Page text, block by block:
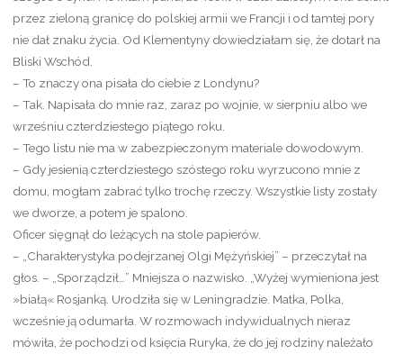
przez zieloną granicę do polskiej armii we Francji i od tamtej pory
nie dał znaku życia. Od Klementyny dowiedziałam się, że dotarł na
Bliski Wschód.
– To znaczy ona pisała do ciebie z Londynu?
– Tak. Napisała do mnie raz, zaraz po wojnie, w sierpniu albo we
wrześniu czterdziestego piątego roku.
– Tego listu nie ma w zabezpieczonym materiale dowodowym.
– Gdy jesienią czterdziestego szóstego roku wyrzucono mnie z
domu, mogłam zabrać tylko trochę rzeczy. Wszystkie listy zostały
we dworze, a potem je spalono.
Oficer sięgnął do leżących na stole papierów.
– „Charakterystyka podejrzanej Olgi Mężyńskiej” – przeczytał na
głos. – „Sporządził…” Mniejsza o nazwisko. „Wyżej wymieniona jest
»białą« Rosjanką. Urodziła się w Leningradzie. Matka, Polka,
wcześnie ją odumarła. W rozmowach indywidualnych nieraz
mówiła, że pochodzi od księcia Ruryka, że do jej rodziny należało